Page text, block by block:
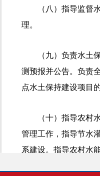
（八）指导监督
理。
（九）负责水土
测预报并公告。负责
点水土保持建设项目
（十）指导农村
管理工作，指导节水
系建设。指导农村水